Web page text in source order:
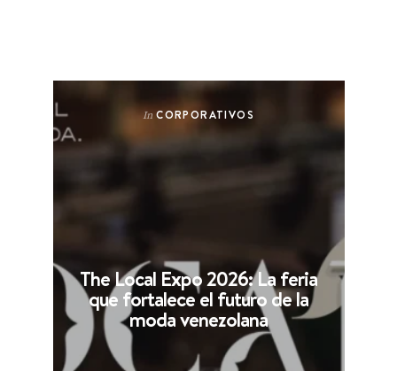
In CORPORATIVOS
The Local Expo 2026: La feria
que fortalece el futuro de la
moda venezolana